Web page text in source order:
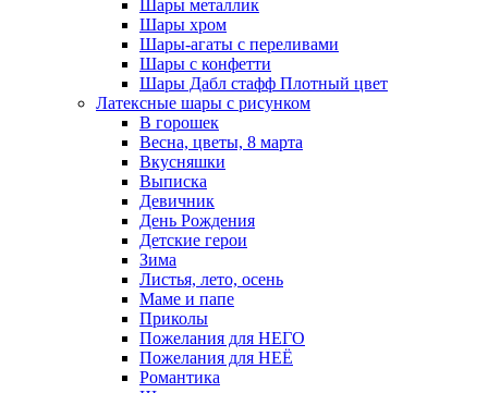
Шары металлик
Шары хром
Шары-агаты с переливами
Шары с конфетти
Шары Дабл стафф Плотный цвет
Латексные шары с рисунком
В горошек
Весна, цветы, 8 марта
Вкусняшки
Выписка
Девичник
День Рождения
Детские герои
Зима
Листья, лето, осень
Маме и папе
Приколы
Пожелания для НЕГО
Пожелания для НЕЁ
Романтика